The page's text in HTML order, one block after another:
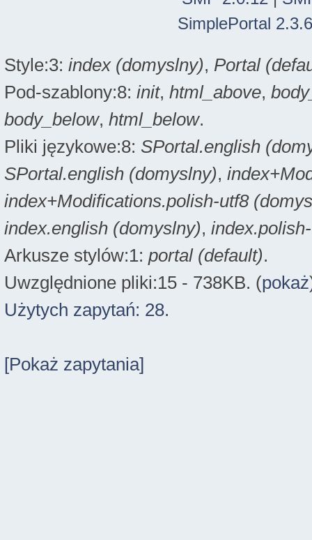
SimplePortal
Style:3: index (domyslny), Portal
Pod-szablony:8: init, html_above,
body_below, html_below.
Pliki językowe:8: SPortal.english
SPortal.english (domyslny),
index+Modifications.polish-utf8
index.english (domyslny),
Arkusze stylów:1: portal (default).
Uwzględnione pliki:15 - 738KB. (pokaż
Użytych zapytań: 28.
[Pokaż zapytania]